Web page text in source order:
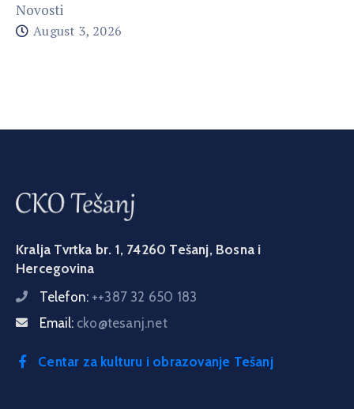
Novosti
August 3, 2026
Kralja Tvrtka br. 1, 74260 Tešanj, Bosna i
Hercegovina
Telefon: ++387 32 650 183
Email: cko@tesanj.net
Centar za kulturu i obrazovanje Tešanj